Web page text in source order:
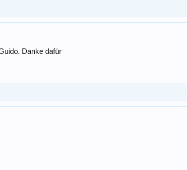
Danke dafür